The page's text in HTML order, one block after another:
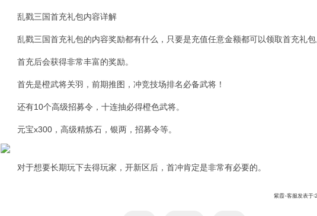
乱戳三国首充礼包内容详解
乱戳三国首充礼包的内容奖励都有什么，只要是充值任意金额都可以领取首充礼包
首充后会获得非常丰富的奖励。
首先是橙武将关羽，前期推图，冲竞技场排名必备武将！
还有10个高级招募令，十连抽必得橙色武将。
元宝x300，高级精炼石，银两，招募令等。
对于想要长期玩下去得玩家，开新区后，首冲肯定是非常有必要的。
紫霞-客服发表于